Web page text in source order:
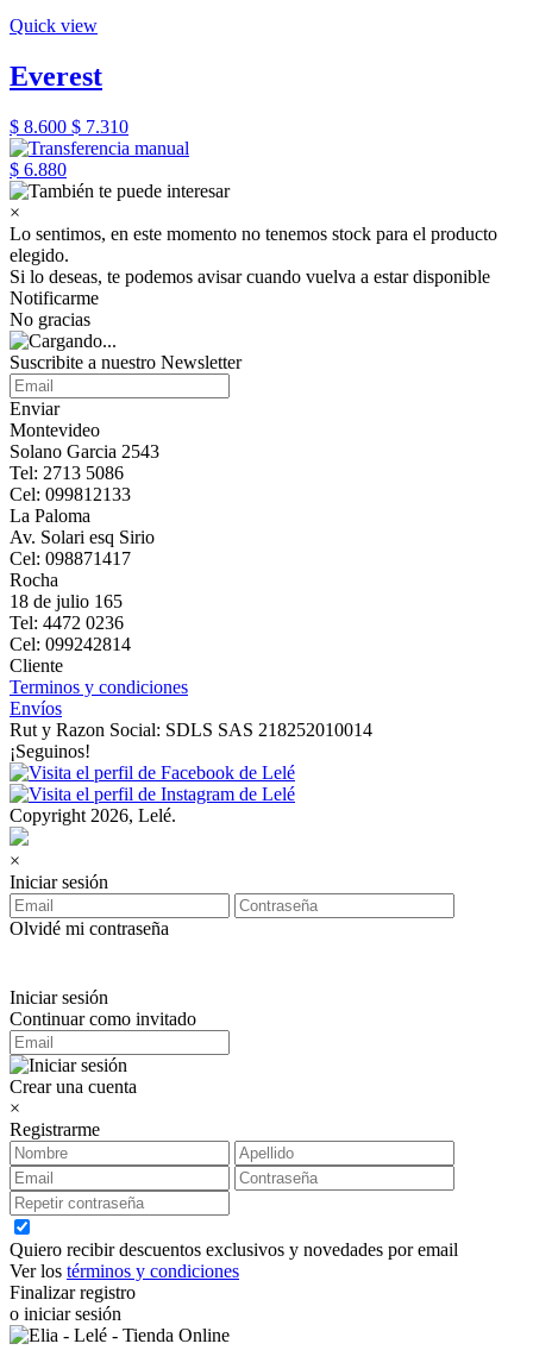
Quick view
Everest
$ 8.600 $ 7.310
$ 6.880
×
Lo sentimos, en este momento no tenemos stock para el producto
elegido.
Si lo deseas, te podemos avisar cuando vuelva a estar disponible
Notificarme
No gracias
Suscribite a nuestro Newsletter
Enviar
Montevideo
Solano Garcia 2543
Tel: 2713 5086
Cel: 099812133
La Paloma
Av. Solari esq Sirio
Cel: 098871417
Rocha
18 de julio 165
Tel: 4472 0236
Cel: 099242814
Cliente
Terminos y condiciones
Envíos
Rut y Razon Social: SDLS SAS 218252010014
¡Seguinos!
Copyright 2026, Lelé.
×
Iniciar sesión
Olvidé mi contraseña
Iniciar sesión
Continuar como invitado
Crear una cuenta
×
Registrarme
Quiero recibir descuentos exclusivos y novedades por email
Ver los términos y condiciones
Finalizar registro
o iniciar sesión